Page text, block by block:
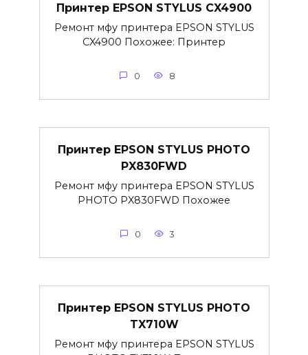
Принтер EPSON STYLUS CX4900
Ремонт мфу принтера EPSON STYLUS
CX4900 Похожее: Принтер
0 8
Принтер EPSON STYLUS PHOTO
PX830FWD
Ремонт мфу принтера EPSON STYLUS
PHOTO PX830FWD Похожее
0 3
Принтер EPSON STYLUS PHOTO
TX710W
Ремонт мфу принтера EPSON STYLUS